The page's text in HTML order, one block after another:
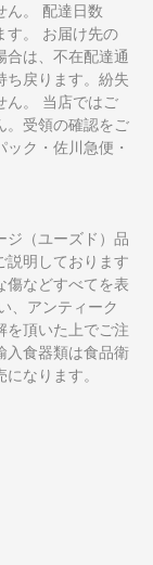
ん。 配達日数
す。 お届け先の
合は、不在配達通
ち戻ります。紛失
ん。 当店ではご
。受領の確認をご
ク・佐川急便・
ジ（ユーズド）品
説明しております
傷などすべてを表
、アンティーク
を頂いた上でご注
入食器類は食品衛
なります。